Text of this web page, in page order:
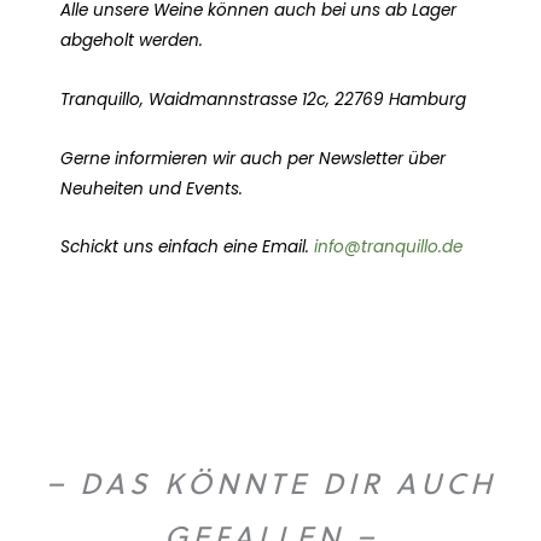
Alle unsere Weine können auch bei uns ab Lager
abgeholt werden.
Tranquillo, Waidmannstrasse 12c, 22769 Hamburg
Gerne informieren wir auch per Newsletter über
Neuheiten und Events.
Schickt uns einfach eine Email. info@tranquillo.de
– DAS KÖNNTE DIR AUCH